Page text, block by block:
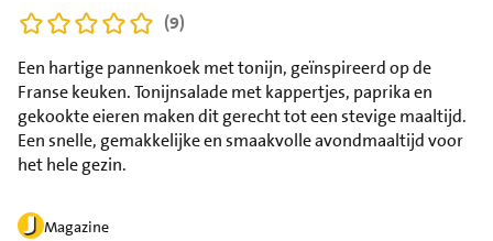
Magazine
Een hartige pannenkoek met tonijn, geïnspireerd op de
Franse keuken. Tonijnsalade met kappertjes, paprika en
gekookte eieren maken dit gerecht tot een stevige maaltijd.
Een snelle, gemakkelijke en smaakvolle avondmaaltijd voor
het hele gezin.
(9)